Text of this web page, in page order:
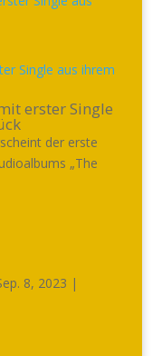
Single aus ihrem
erster Single
der erste
„The
8, 2023 |